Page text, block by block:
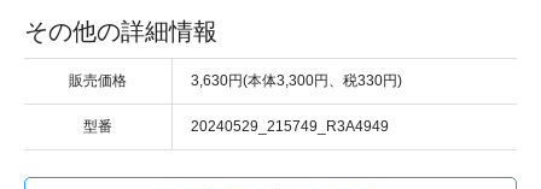
その他の詳細情報
販売価格 3,630円(本体3,300円、税330円)
型番 20240529_215749_R3A4949